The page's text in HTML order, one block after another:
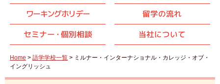
ワーキングホリデー
留学の流れ
セミナー・ 個別相談 当社について
Home > 語学学校一覧 > ミルナー・インターナショナル・カレッジ・オブ・
イングリッシュ